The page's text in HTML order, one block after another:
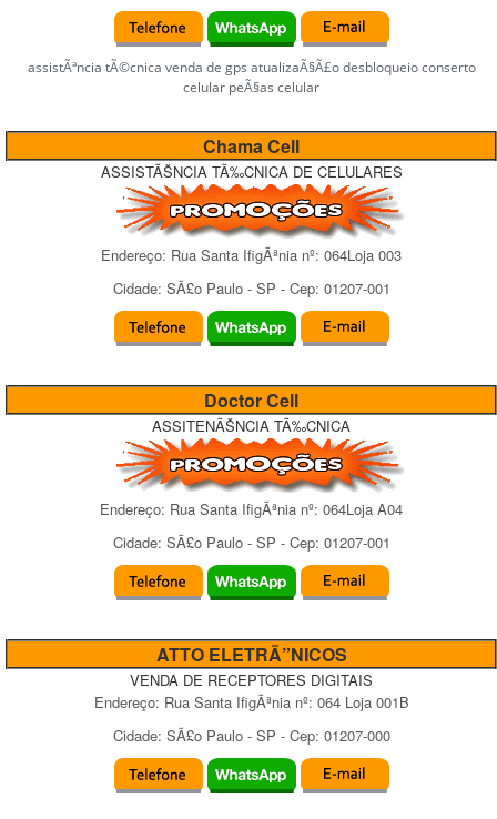
assistÃªncia tÃ©cnica venda de gps atualizaÃ§Ã£o desbloqueio conserto
celular peÃ§as celular
Chama Cell
ASSISTÃŠNCIA TÃ‰CNICA DE CELULARES
Endereço: Rua Santa IfigÃªnia nº: 064Loja 003
Cidade: SÃ£o Paulo- SP - Cep: 01207-001
Doctor Cell
ASSITENÃŠNCIA TÃ‰CNICA
Endereço: Rua Santa IfigÃªnia nº: 064Loja A04
Cidade: SÃ£o Paulo- SP - Cep: 01207-001
ATTO ELETRÃ”NICOS
VENDA DE RECEPTORES DIGITAIS
Endereço: Rua Santa IfigÃªnianº: 064 Loja 001B
Cidade: SÃ£o Paulo- SP - Cep: 01207-000